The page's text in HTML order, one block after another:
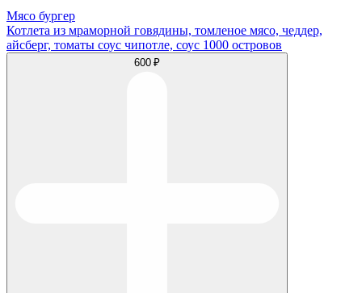
Мясо бургер
Котлета из мраморной говядины, томленое мясо, чеддер,
айсберг, томаты соус чипотле, соус 1000 островов
600 ₽